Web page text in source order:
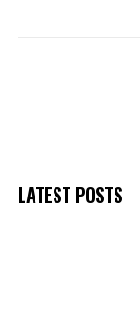
LATEST POSTS